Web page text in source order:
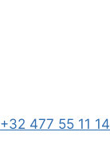
+32 477 55 11 14